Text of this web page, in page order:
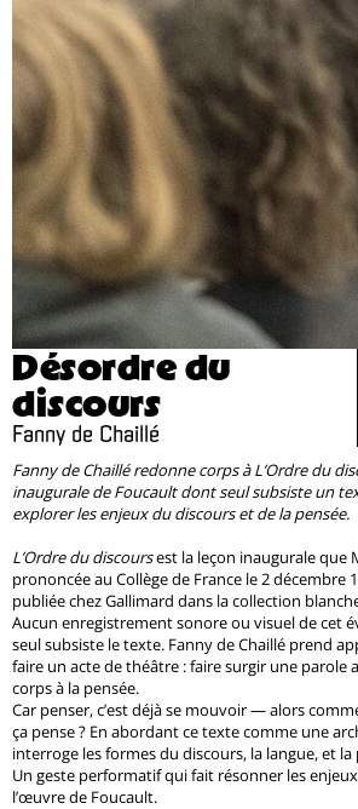
Désordre du
discours
Fanny de Chaillé
Fanny de Chaillé redonne corps à L’Ordre du
inaugurale de Foucault dont seul subsiste un
explorer les enjeux du discours et de la pensée.
L’Ordre du discoursest la leçon inaugurale que
prononcée au Collège de France le 2 décembre
publiée chez Gallimard dans la collection
Aucun enregistrement sonore ou visuel de cet
seul subsiste le texte. Fanny de Chaillé prend
faire un acte de théâtre : faire surgir une parole
corps à la pensée.
Car penser, c’est déjà se mouvoir — alors
ça pense ? En abordant ce texte comme une
interroge les formes du discours, la langue, et
Un geste performatif qui fait résonner les
l’œuvre de Foucault.